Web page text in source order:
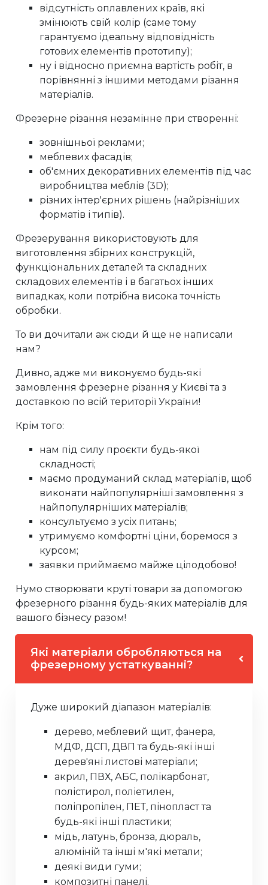
відсутність оплавлених країв, які
змінюють свій колір (саме тому
гарантуємо ідеальну відповідність
готових елементів прототипу);
ну і відносно приємна вартість робіт, в
порівнянні з іншими методами різання
матеріалів.
Фрезерне різання незамінне при створенні:
зовнішньої реклами;
меблевих фасадів;
об'ємних декоративних елементів під час
виробництва меблів (3D);
різних інтер'єрних рішень (найрізніших
форматів і типів).
Фрезерування використовують для
виготовлення збірних конструкцій,
функціональних деталей та складних
складових елементів і в багатьох інших
випадках, коли потрібна висока точність
обробки.
То ви дочитали аж сюди й ще не написали
нам?
Дивно, адже ми виконуємо будь-які
замовлення фрезерне різання у Києві та з
доставкою по всій території України!
Крім того:
нам під силу проєкти будь-якої
складності;
маємо продуманий склад матеріалів, щоб
виконати найпопулярніші замовлення з
найпопулярніших матеріалів;
консультуємо з усіх питань;
утримуємо комфортні ціни, боремося з
курсом;
заявки приймаємо майже цілодобово!
Нумо створювати круті товари за допомогою
фрезерного різання будь-яких матеріалів для
вашого бізнесу разом!
Які матеріали обробляються на
фрезерному устаткуванні?
Дуже широкий діапазон матеріалів:
дерево, меблевий щит, фанера,
МДФ, ДСП, ДВП та будь-які інші
дерев'яні листові матеріали;
акрил, ПВХ, АБС, полікарбонат,
полістирол, поліетилен,
поліпропілен, ПЕТ, пінопласт та
будь-які інші пластики;
мідь, латунь, бронза, дюраль,
алюміній та інші м'які метали;
деякі види гуми;
композитні панелі.